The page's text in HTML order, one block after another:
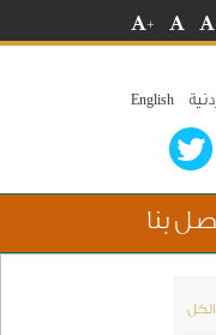
+
English
بنا